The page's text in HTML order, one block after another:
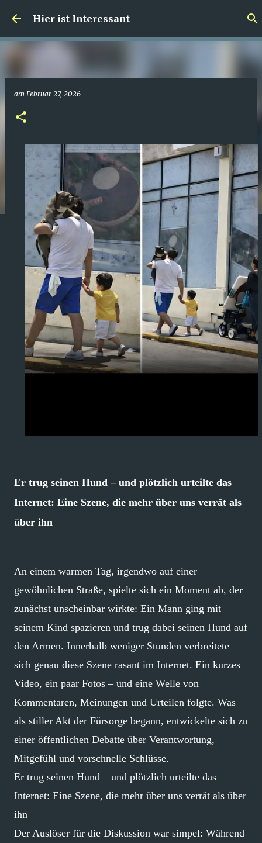
Direkt zum Hauptbereich
Hier ist Interessant
am Februar 27, 2026
Er trug seinen Hund – und plötzlich urteilte das
Internet: Eine Szene, die mehr über uns verrät als
über ihn
An einem warmen Tag, irgendwo auf einer
gewöhnlichen Straße, spielte sich ein Moment ab, der
zunächst unscheinbar wirkte: Ein Mann ging mit
seinem Kind spazieren und trug dabei seinen Hund auf
den Armen. Innerhalb weniger Stunden verbreitete
sich genau diese Szene rasant im Internet. Ein kurzes
Video, ein paar Fotos – und eine Welle von
Kommentaren, Meinungen und Urteilen folgte. Was
als stiller Akt der Fürsorge begann, entwickelte sich zu
einer öffentlichen Debatte über Verantwortung,
Mitgefühl und vorschnelle Schlüsse.
Er trug seinen Hund – und plötzlich urteilte das
Internet: Eine Szene, die mehr über uns verrät als über
ihn
Der Auslöser für die Diskussion war simpel: Während